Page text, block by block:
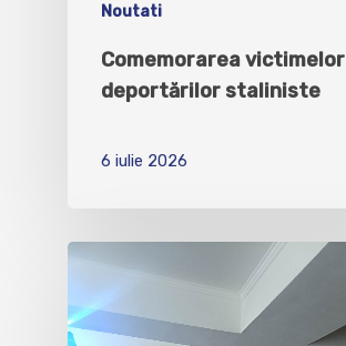
Noutati
Comemorarea victimelor
deportărilor staliniste
6 iulie 2026